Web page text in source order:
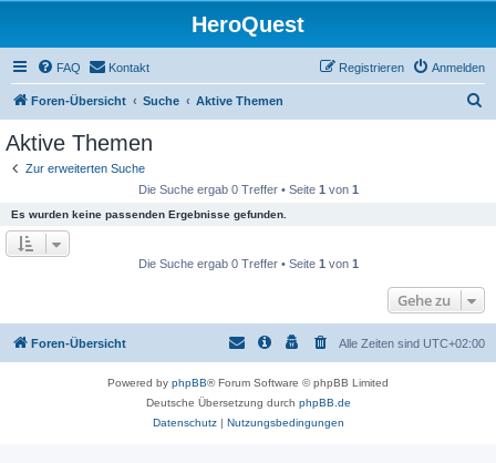
HeroQuest
FAQ Kontakt Anmelden
Registrieren
Foren-Übersicht Suche Aktive Themen
Aktive Themen
Zur erweiterten Suche
Die Suche ergab 0 Treffer • Seite 1 von 1
Es wurden keine passenden Ergebnisse gefunden.
Die Suche ergab 0 Treffer • Seite 1 von 1
Gehe zu
Foren-Übersicht Alle Zeiten sind UTC+02:00
Powered by phpBB® Forum Software © phpBB Limited
Deutsche Übersetzung durch phpBB.de
Datenschutz| Nutzungsbedingungen